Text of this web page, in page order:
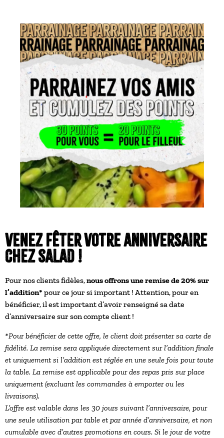
venez fêter votre anniversaire
chez salad !
Pour nos clients fidèles,nous offrons une remise de 20% sur
l’addition* pour ce jour si important ! Attention, pour en
bénéficier, il est important d’avoir renseigné sa date
d’anniversaire sur son compte client !
*Pour bénéficier de cette offre, le client doit présenter sa carte de
fidélité. La remise sera appliquée directement sur l’addition finale
et uniquement si l’addition est réglée en une seule fois pour toute
la table. La remise est applicable pour des repas pris sur place
uniquement (excluant les commandes à emporter ou les
livraisons).
L’offre est valable dans les 30 jours suivant l’anniversaire, pour
une seule utilisation par table et par année d’anniversaire, et non
cumulable avec d’autres promotions en cours. Si le jour de votre